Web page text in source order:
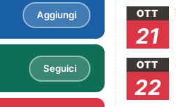
Aggiungi
Seguici
OTT
21
OTT
22